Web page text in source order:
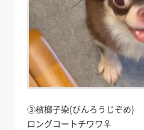
③檳榔子染(びんろうじぞめ)
ロングコートチワワ♀